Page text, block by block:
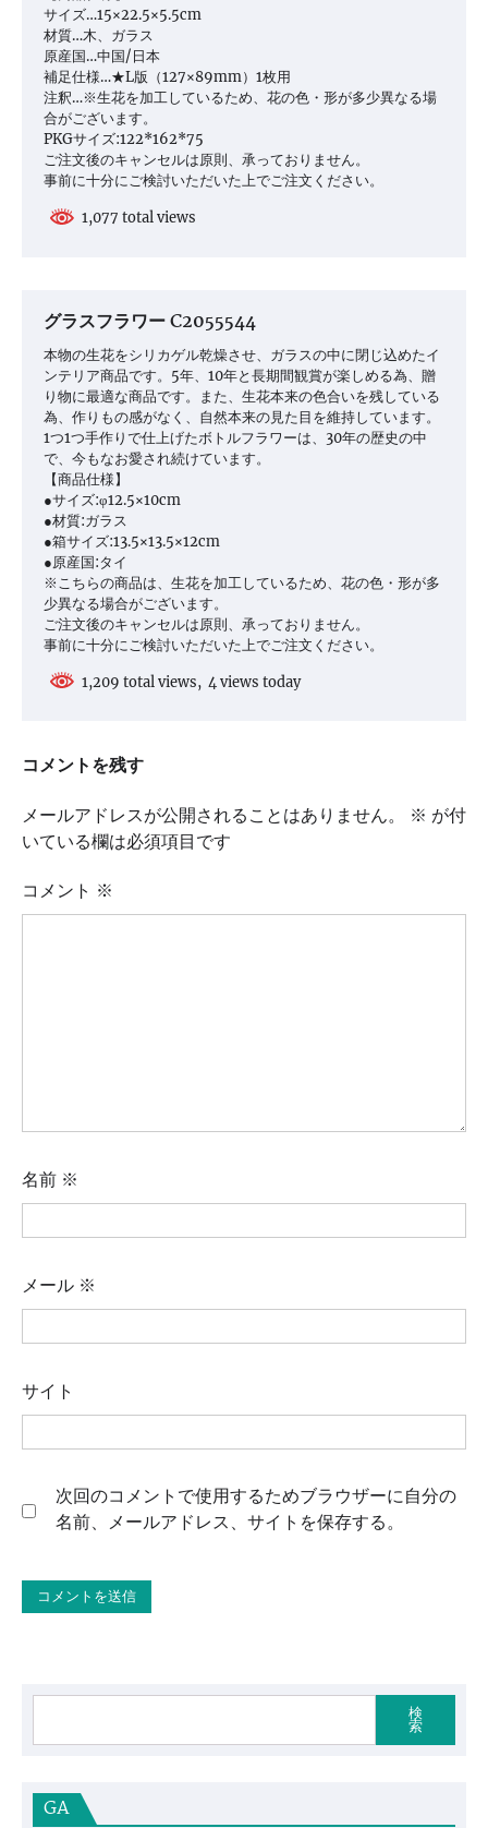
サイズ…15×22.5×5.5cm
材質…木、ガラス
原産国…中国/日本
補足仕様…★L版（127×89mm）1枚用
注釈…※生花を加工しているため、花の色・形が多少異なる場
合がございます。
PKGサイズ:122*162*75
ご注文後のキャンセルは原則、承っておりません。
事前に十分にご検討いただいた上でご注文ください。
1,077 total views
グラスフラワー C2055544
本物の生花をシリカゲル乾燥させ、ガラスの中に閉じ込めたイ
ンテリア商品です。5年、10年と長期間観賞が楽しめる為、贈
り物に最適な商品です。また、生花本来の色合いを残している
為、作りもの感がなく、自然本来の見た目を維持しています。
1つ1つ手作りで仕上げたボトルフラワーは、30年の歴史の中
で、今もなお愛され続けています。
【商品仕様】
●サイズ:φ12.5×10cm
●材質:ガラス
●箱サイズ:13.5×13.5×12cm
●原産国:タイ
※こちらの商品は、生花を加工しているため、花の色・形が多
少異なる場合がございます。
ご注文後のキャンセルは原則、承っておりません。
事前に十分にご検討いただいた上でご注文ください。
1,209 total views, 4 views today
コメントを残す
メールアドレスが公開されることはありません。 ※ が付
いている欄は必須項目です
コメント ※
名前 ※
メール ※
サイト
次回のコメントで使用するためブラウザーに自分の
名前、メールアドレス、サイトを保存する。
検
索
GA